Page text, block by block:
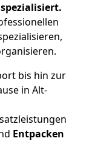
bis hin zur
in Alt-
Entpacken